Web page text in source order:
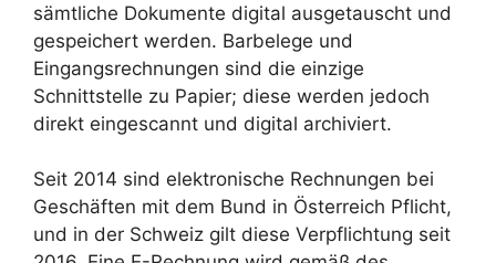
sämtliche Dokumente digital ausgetauscht und
gespeichert werden. Barbelege und
Eingangsrechnungen sind die einzige
Schnittstelle zu Papier; diese werden jedoch
direkt eingescannt und digital archiviert.
Seit 2014 sind elektronische Rechnungen bei
Geschäften mit dem Bund in Österreich Pflicht,
und in der Schweiz gilt diese Verpflichtung seit